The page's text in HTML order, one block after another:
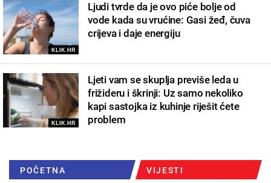
KLIK.HR
Ljudi tvrde da je ovo piće bolje od
vode kada su vrućine: Gasi žeđ, čuva
crijeva i daje energiju
KLIK.HR
Ljeti vam se skuplja previše leda u
frižideru i škrinji: Uz samo nekoliko
kapi sastojka iz kuhinje riješit ćete
problem
POČETNA VIJESTI